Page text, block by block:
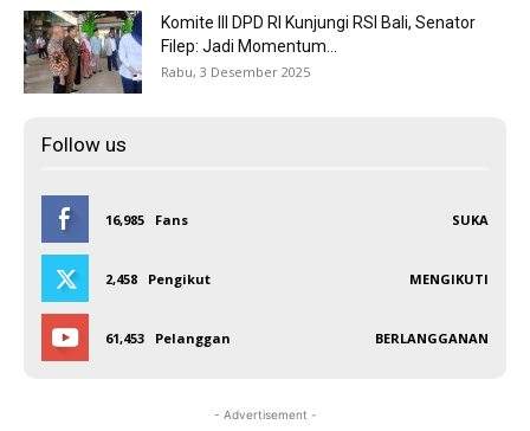
Komite III DPD RI Kunjungi RSI Bali, Senator
Filep: Jadi Momentum...
Rabu, 3 Desember 2025
Follow us
16,985 Fans SUKA
2,458 Pengikut MENGIKUTI
61,453 Pelanggan BERLANGGANAN
- Advertisement -